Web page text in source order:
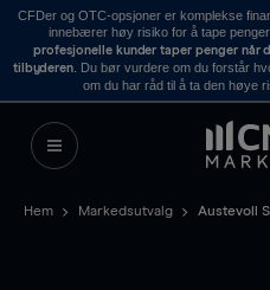
CFDer og OTC-opsjoner er komplekse
innebærer høy risiko for å tape
profesjonelle kunder taper penger når
tilbyderen . Du bør vurdere om du forstår
om du har råd til å ta den høye
Hem Markedsutvalg Austevoll